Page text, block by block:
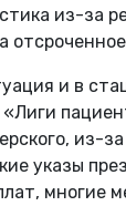
из-за
и в
«Лиги
из-
указы
многие